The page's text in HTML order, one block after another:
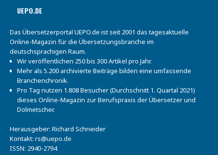
UEPO.DE
Das Übersetzerportal UEPO.de ist seit 2001 das tagesaktuelle
Online-Magazin für die Übersetzungsbranche im
deutschsprachigen Raum.
Wir veröffentlichen 250 bis 300 Artikel pro Jahr.
Mehr als 5.200 archivierte Beiträge bilden eine umfassende
Branchenchronik.
Pro Tag nutzen 1.808 Besucher (Durchschnitt 1. Quartal 2021)
dieses Online-Magazin zur Berufspraxis der Übersetzer und
Dolmetscher.
Herausgeber: Richard Schneider
Kontakt: rs@uepo.de
ISSN: 2940-2794